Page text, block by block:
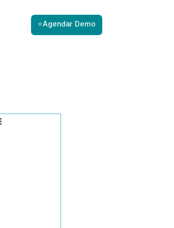
⭐Agendar Demo
de Riscos com IA